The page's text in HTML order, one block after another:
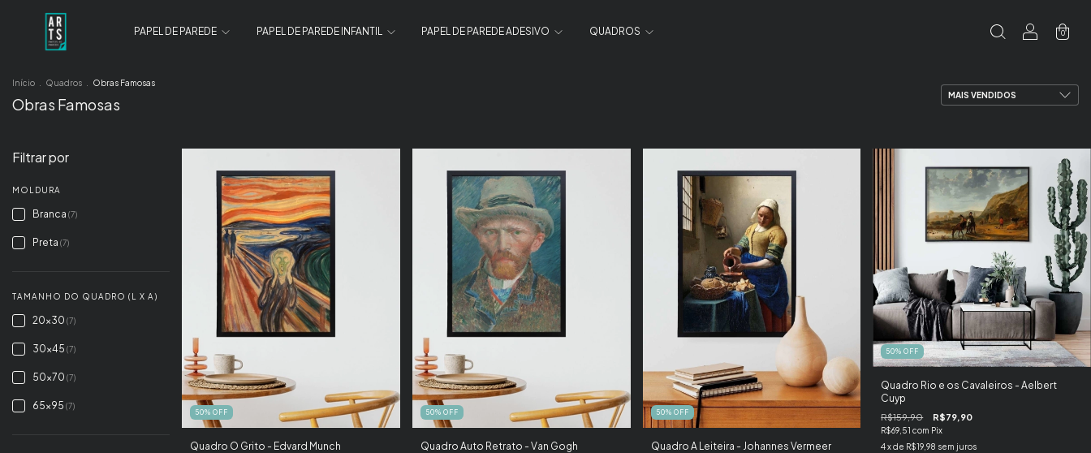
PAPEL DE PAREDE PAPEL DE PAREDE INFANTIL PAPEL DE PAREDE ADESIVO QUADROS 0
Início Quadros Obras Famosas
Obras Famosas
Filtrar por
MOLDURA
Branca (7)
Preta (7)
TAMANHO DO QUADRO (L X A)
20x30 (7)
30x45 (7)
50x70 (7)
65x95 (7)
50% OFF
Quadro O Grito - Edvard Munch
50% OFF
Quadro Auto Retrato - Van Gogh
50% OFF
Quadro A Leiteira - Johannes Vermeer
50%OFF
Quadro Rio e os Cavaleiros - Aelbert
Cuyp
R$159,90 R$79,90
R$69,51com Pix
4x de R$19,98 sem juros